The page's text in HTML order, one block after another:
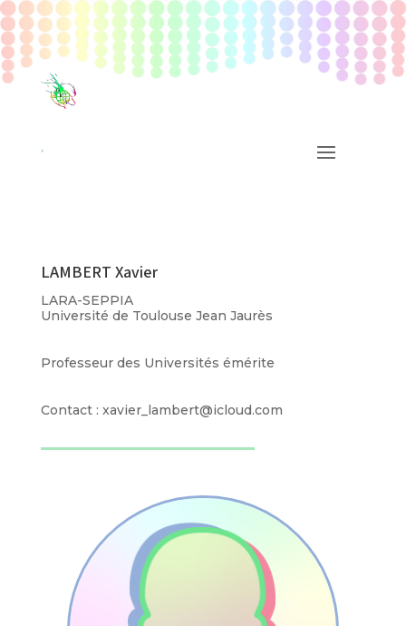
LAMBERT Xavier
LARA-SEPPIA
Université de Toulouse Jean Jaurès
Professeur des Universités émérite
Contact : xavier_lambert@icloud.com